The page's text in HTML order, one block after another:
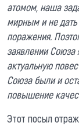
атомом, наша
мирным и не дать
поражения.
заявлении Союза
актуальную
Союза были и
повышение
Этот посыл